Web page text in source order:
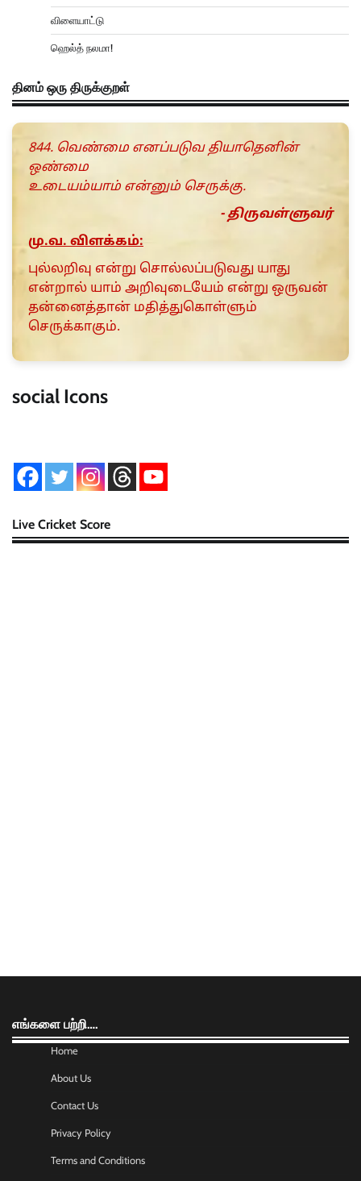
விளையாட்டு
ஹெல்த் நலமா!
தினம் ஒரு திருக்குறள்
844. வெண்மை எனப்படுவ தியாதெனின்
ஒண்மை
உடையம்யாம் என்னும் செருக்கு.
- திருவள்ளுவர்
மு.வ. விளக்கம்:
புல்லறிவு என்று சொல்லப்படுவது யாது
என்றால் யாம் அறிவுடையேம் என்று ஒருவன்
தன்னைத்தான் மதித்துகொள்ளும்
செருக்காகும்.
social Icons
Live Cricket Score
எங்களை பற்றி….
Home
About Us
Contact Us
Privacy Policy
Terms and Conditions